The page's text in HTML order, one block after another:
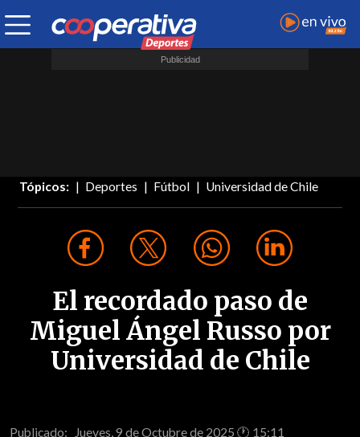
Tópicos: Deportes Fútbol Universidad de Chile
El recordado paso de
Miguel Ángel Russo por
Universidad de Chile
Publicado: Jueves, 9 de Octubre de 2025 🕐 15:11